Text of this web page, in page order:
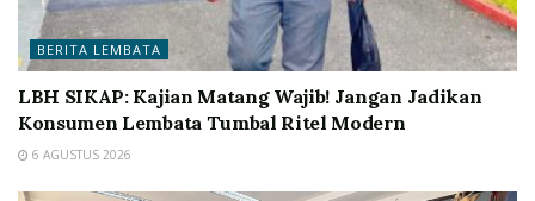
BERITA LEMBATA
LBH SIKAP: Kajian Matang Wajib! Jangan Jadikan
Konsumen Lembata Tumbal Ritel Modern
6 AGUSTUS 2026